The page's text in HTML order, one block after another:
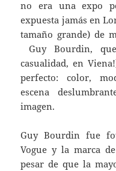
no era una expo
expuesta jamás en
tamaño grande) de
Guy Bourdin,
casualidad, en
perfecto: color,
escena
imagen.
Guy Bourdin fue
Vogue y la marca
pesar de que la